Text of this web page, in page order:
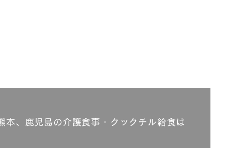
本、鹿児島の介護食事・クックチル給食は